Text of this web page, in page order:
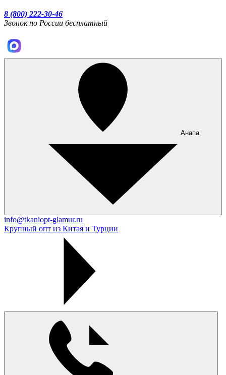
8 (800) 222-30-46
Звонок по России бесплатный
Анапа
info@tkaniopt-glamur.ru
Крупный опт из Китая и Турции